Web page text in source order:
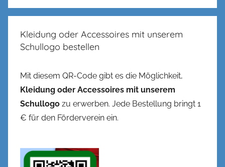
Kleidung oder Accessoires mit unserem
Schullogo bestellen
Mit diesem QR-Code gibt es die Möglichkeit,
Kleidung oder Accessoires mit unserem
Schullogo zu erwerben. Jede Bestellung bringt 1
€ für den Förderverein ein.